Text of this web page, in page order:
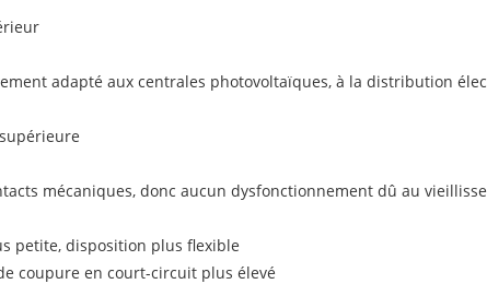
adapté aux centrales photovoltaïques, à la distribution
mécaniques, donc aucun dysfonctionnement dû au
petite, disposition plus flexible
coupure en court-circuit plus élevé